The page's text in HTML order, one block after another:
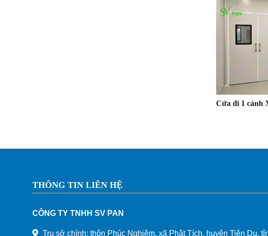
Cửa đi 1 cánh
THÔNG TIN LIÊN HỆ
CÔNG TY TNHH SV PAN
Trụ sở chính: thôn Phúc Nghiêm, xã Phật Tích, huyện Tiên Du,